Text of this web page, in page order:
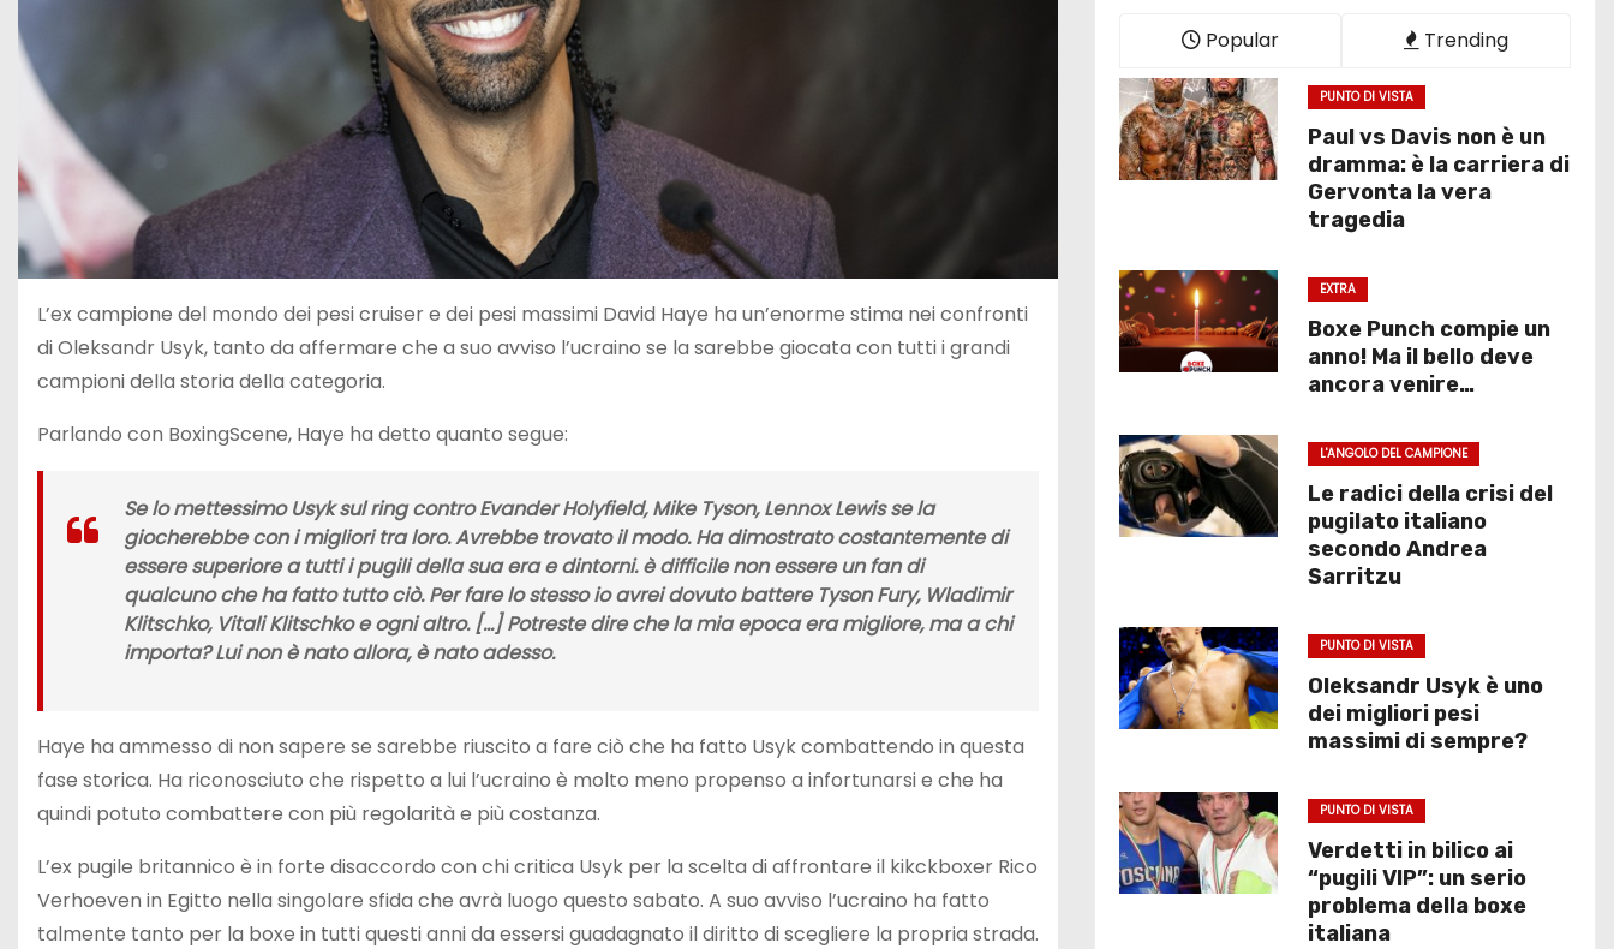
L’ex campione del mondo dei pesi cruiser e dei pesi massimi David Haye ha un’enorme stima nei confronti
di Oleksandr Usyk, tanto da affermare che a suo avviso l’ucraino se la sarebbe giocata con tutti i grandi
campioni della storia della categoria.
Parlando con BoxingScene, Haye ha detto quanto segue:
Se lo mettessimo Usyk sul ring contro Evander Holyfield, Mike Tyson, Lennox Lewis se la
giocherebbe con i migliori tra loro. Avrebbe trovato il modo. Ha dimostrato costantemente di
essere superiore a tutti i pugili della sua era e dintorni. è difficile non essere un fan di
qualcuno che ha fatto tutto ciò. Per fare lo stesso io avrei dovuto battere Tyson Fury, Wladimir
Klitschko, Vitali Klitschko e ogni altro. […] Potreste dire che la mia epoca era migliore, ma a chi
importa? Lui non è nato allora, è nato adesso.
Haye ha ammesso di non sapere se sarebbe riuscito a fare ciò che ha fatto Usyk combattendo in questa
fase storica. Ha riconosciuto che rispetto a lui l’ucraino è molto meno propenso a infortunarsi e che ha
quindi potuto combattere con più regolarità e più costanza.
L’ex pugile britannico è in forte disaccordo con chi critica Usyk per la scelta di affrontare il kikckboxer Rico
Verhoeven in Egitto nella singolare sfida che avrà luogo questo sabato. A suo avviso l’ucraino ha fatto
talmente tanto per la boxe in tutti questi anni da essersi guadagnato il diritto di scegliere la propria strada.
Popular Trending
PUNTO DI VISTA
Paul vs Davis non è un
dramma: è la carriera di
Gervonta la vera
tragedia
EXTRA
Boxe Punch compie un
anno! Ma il bello deve
ancora venire…
L'ANGOLO DEL CAMPIONE
Le radici della crisi del
pugilato italiano
secondo Andrea
Sarritzu
PUNTO DI VISTA
Oleksandr Usyk è uno
dei migliori pesi
massimi di sempre?
PUNTO DI VISTA
Verdetti in bilico ai
“pugili VIP”: un serio
problema della boxe
italiana